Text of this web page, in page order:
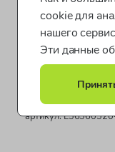
Huppa /
утепленный для
артикул:
cookie для
нашего
Эти данные